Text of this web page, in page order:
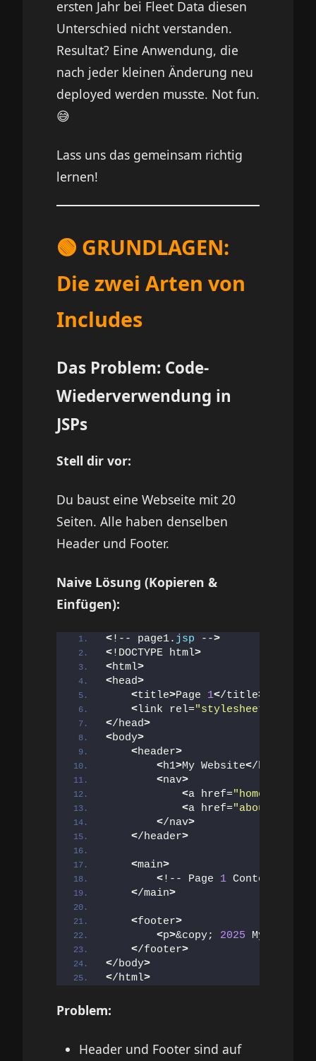
ersten Jahr bei Fleet Data diesen
Unterschied nicht verstanden.
Resultat? Eine Anwendung, die
nach jeder kleinen Änderung neu
deployed werden musste. Not fun.
😅
Lass uns das gemeinsam richtig
lernen!
🟢 GRUNDLAGEN:
Die zwei Arten von
Includes
Das Problem: Code-
Wiederverwendung in
JSPs
Stell dir vor:
Du baust eine Webseite mit 20
Seiten. Alle haben denselben
Header und Footer.
Naive Lösung (Kopieren &
Einfügen):
<!-- page1. jsp -->
<!DOCTYPE html>
<html>
<head>
<title>Page 1</title>
<link rel="stylesheet"
</head>
<body>
<header>
<h1>My Website</h1
<nav>
<a href="home"
<a href="about"
</nav>
</header>
<main>
<!-- Page 1 Content --
</main>
<footer>
<p>&copy; 2025 My Company
</footer>
</body>
</html>
Problem:
Header und Footer sind auf